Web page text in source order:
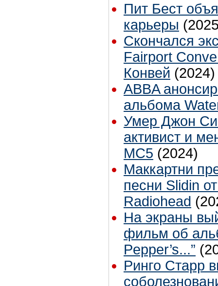
Пит Бест
карьеры
Скончался
Fairport
Конвей (2024)
ABBA
альбома
Умер Джон
активист и
MC5 (2024)
Маккартни
песни Slidin
Radiohead
На экраны
фильм об
Pepper’s...”
Ринго Старр